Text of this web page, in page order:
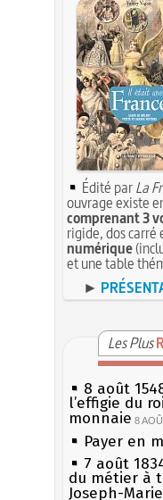
Édité parLa
ouvrage existe
comprenant 3
rigide, dos carré
numérique
et une table
►
Les Plus
8 août
l’effigie du
monnaie 8
Payer en
7 août
du métier à
Joseph-